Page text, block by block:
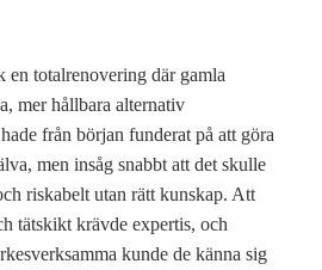
en totalrenovering där gamla
mer hållbara alternativ
från början funderat på att göra
men insåg snabbt att det skulle
riskabelt utan rätt kunskap. Att
tätskikt krävde expertis, och
kunde de känna sig